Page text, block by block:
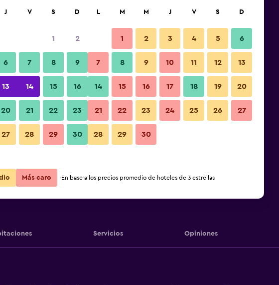
Ver precios
Ver precios
Servicios Opiniones
J V S D
1 2
6 7 8 9
13 14 15 16
20 21 22 23
27 28 29 30
L M M J V S D
1 2 3 4 5 6
7 8 9 10 11 12 13
14 15 16 17 18 19 20
21 22 23 24 25 26 27
28 29 30
Más caro En base a los precios promedio de hoteles de 3 estrellas